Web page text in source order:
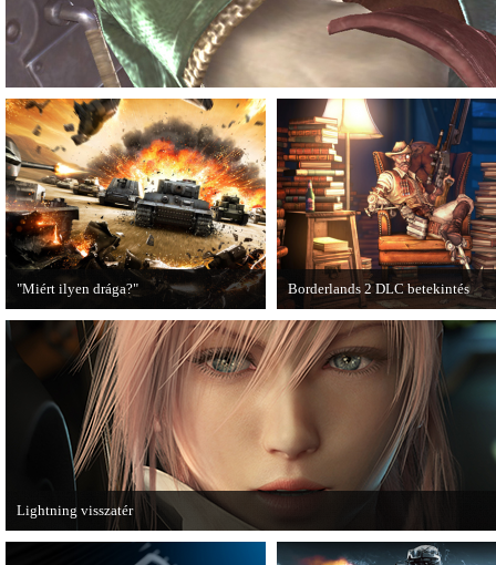
"Miért ilyen drága?"
A PC Guru utánajárt, miért kerülnek
olyan sokba a AAA-kategóriás
videojátékok.
Borderlands 2 DLC betekintés
2013. januárjában érkezik a a Sir
Hammerlock's Big Game Hunt
Borderlands 2 játékhoz.
Lightning visszatér
Megjött a Lightning Returns: Final Fantasy XIII című játék első hivatalos